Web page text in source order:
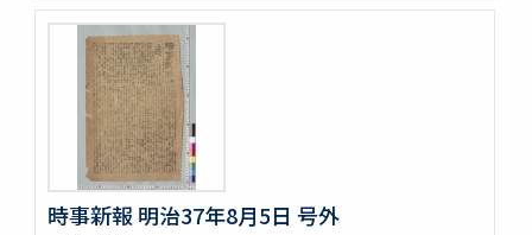
時事新報 明治37年8月5日 号外